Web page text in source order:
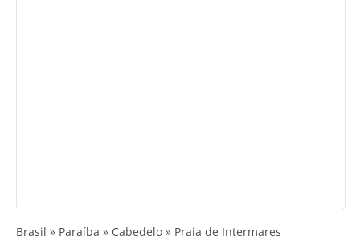
Brasil » Paraíba » Cabedelo » Praia de Intermares